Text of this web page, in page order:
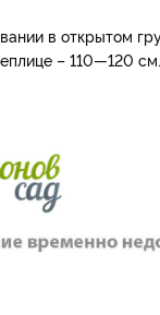
в открытом
– 110—120 см.